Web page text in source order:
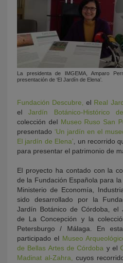
La presidenta de IMGEMA, Amparo
presentación de ‘El Jardín de Elena’.
Fundación Descubre, el Real
elJardín Botánico-Histórico
colección del Museo Ruso San
presentado ‘Un jardín en el
El jardín de Elena’ , un recorrido
para presentar el patrimonio de
El proyecto ha contado con la
de la Fundación Española para
Ministerio de Economía,
sido desarrollado por la
Jardín Botánico de Córdoba, el
de La Concepción y la
Petersburgo / Málaga. En
participado el Museo
de Bellas Artes de Córdoba y el
Madinat al-Zahra,
cuyos